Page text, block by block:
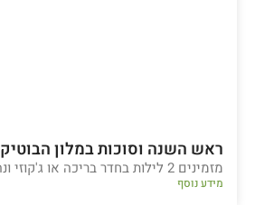
ראש השנה וסוכות במלון הבוטיק ALMOND
מזמינים 2 לילות בחדר בריכה או ג'קוזי ונהנים מ 10% הנחה.
מידע נוסף